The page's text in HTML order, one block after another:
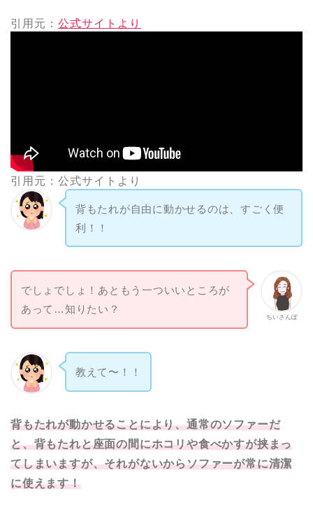
引用元： 公式サイトより
引用元：公式サイトより
背もたれが自由に動かせるのは、すごく便
利！！
ちいさんぽ
でしょでしょ！あともう一ついいところが
あって…知りたい？
教えて〜！！
背もたれが動かせることにより、通常のソファーだ
と、背もたれと座面の間にホコリや食べかすが挟まっ
てしまいますが、それがないからソファーが常に清潔
に使えます！